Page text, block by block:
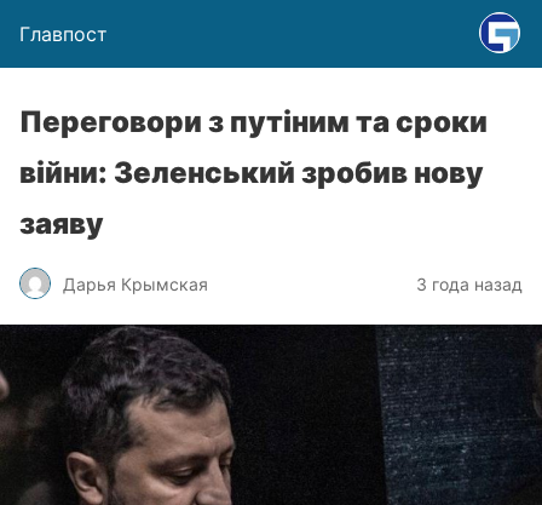
Главпост
Переговори з путіним та сроки
війни: Зеленський зробив нову
заяву
Дарья Крымская 3 года назад